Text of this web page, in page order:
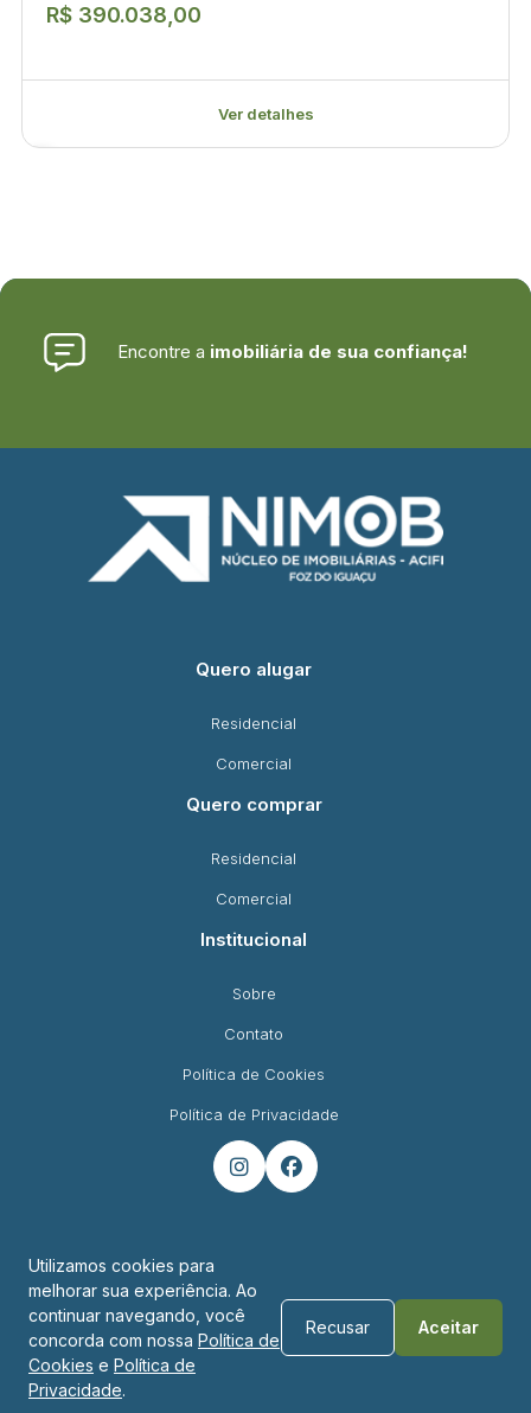
R$ 390.038,00
Ver detalhes
Encontre a imobiliária de sua confiança!
Quero alugar
Residencial
Comercial
Quero comprar
Residencial
Comercial
Institucional
Sobre
Contato
Política de Cookies
Política de Privacidade
 
Endereço
R. Padre Montoya, 450 - Foz do Iguaçu - PR
Utilizamos cookies para
melhorar sua experiência. Ao
continuar navegando, você
concorda com nossa Política de
Cookies e Política de
Privacidade.
Recusar Aceitar